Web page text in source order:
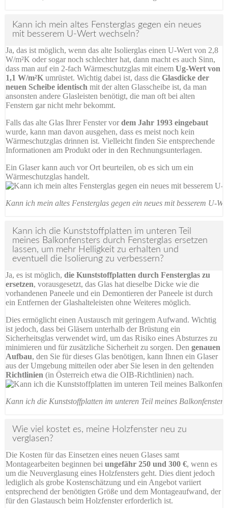
Kann ich mein altes Fensterglas gegen ein neues
mit besserem U-Wert wechseln?
Ja, das ist möglich, wenn das alte Isolierglas einen U-Wert von 2,8
W/m²K oder sogar noch schlechter hat, dann macht es auch Sinn,
dass man auf ein 2-fach Wärmeschutzglas mit einem Ug-Wert von
1,1 W/m²K umrüstet. Wichtig dabei ist, dass die Glasdicke der
neuen Scheibe identisch mit der alten Glasscheibe ist, da man
ansonsten andere Glasleisten benötigt, die man oft bei alten
Fenstern gar nicht mehr bekommt.
Falls das alte Glas Ihrer Fenster vordem Jahr 1993 eingebaut
wurde, kann man davon ausgehen, dass es meist noch kein
Wärmeschutzglas drinnen ist. Vielleicht finden Sie entsprechende
Informationen am Produkt oder in den Rechnungsunterlagen.
Ein Glaser kann auch vor Ort beurteilen, ob es sich um ein
Wärmeschutzglas handelt.
Kann ich mein altes Fensterglas gegen ein neues mit besserem U-
Kann ich die Kunststoffplatten im unteren Teil
meines Balkonfensters durch Fensterglas ersetzen
lassen, um mehr Helligkeit zu erhalten und
eventuell die Isolierung zu verbessern?
Ja, es ist möglich, die Kunststoffplatten durch Fensterglas zu
ersetzen, vorausgesetzt, das Glas hat dieselbe Dicke wie die
vorhandenen Paneele und ein Demontieren der Paneele ist durch
ein Entfernen der Glashalteleisten ohne Weiteres möglich.
Dies ermöglicht einen Austausch mit geringem Aufwand. Wichtig
ist jedoch, dass bei Gläsern unterhalb der Brüstung ein
Sicherheitsglas verwendet wird, um das Risiko eines Absturzes zu
minimieren und für zusätzliche Sicherheit zu sorgen. Den genauen
Aufbau, den Sie für dieses Glas benötigen, kann Ihnen ein Glaser
aus der Umgebung mitteilen oder aber Sie lesen in den geltenden
Richtlinien (in Österreich etwa die OIB-Richtlinien) nach.
Kann ich die Kunststoffplatten im unteren Teil meines
Wie viel kostet es, meine Holzfenster neu zu
verglasen?
Die Kosten für das Einsetzen eines neuen Glases samt
Montagearbeiten beginnen bei ungefähr 250 und 300 €, wenn es
um die Neuverglasung eines Holzfensters geht. Dies dient jedoch
lediglich als grobe Kostenschätzung und ein Angebot variiert
entsprechend der benötigten Größe und dem Montageaufwand, der
für den Glastausch beim Holzfenster erforderlich ist.